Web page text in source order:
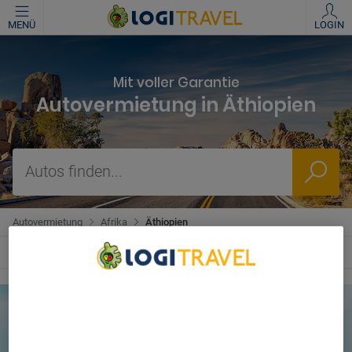
MENÜ LOGIN
Mit voller Garantie
Autovermietung in Äthiopien
Autos finden...
Äthiopien
Afrika
Autovermietung